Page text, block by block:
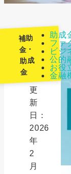
助成
ファ
ビジ
公的
お役
金融
補助
金・
助成
金
最
更
新
日：
2026
年
2
月